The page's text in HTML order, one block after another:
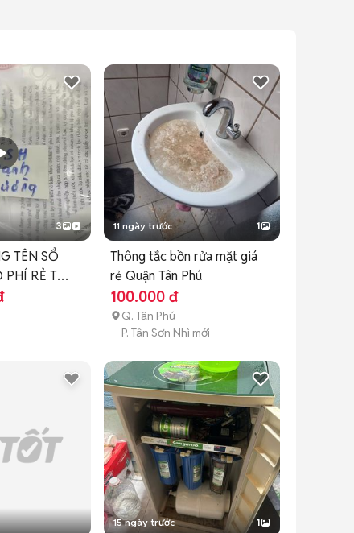
3
TÊN SỔ
RẺ TẠI
11 ngày trước 1
Thông tắc bồn rửa mặt giá
rẻ Quận Tân Phú
100.000 đ
Q. Tân Phú
P. Tân Sơn Nhì mới
15 ngày trước 1